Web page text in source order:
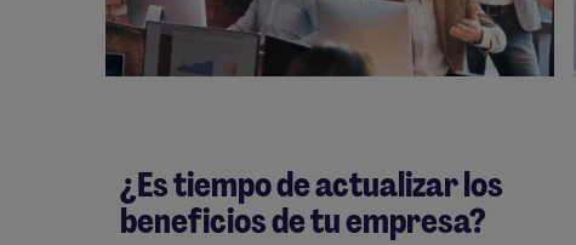
¿Es tiempo de actualizar los
beneficios de tu empresa?